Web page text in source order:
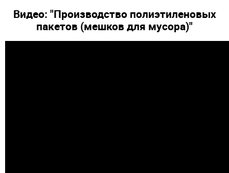
Видео: "Производство полиэтиленовых
пакетов (мешков для мусора)"